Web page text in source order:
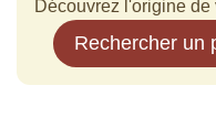
Découvrez l'origine de
Rechercher un